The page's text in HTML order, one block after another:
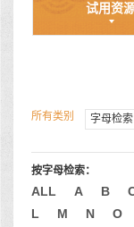
试用资
所有类别 字母检索
按字母检索：
ALL A B
L
M N O